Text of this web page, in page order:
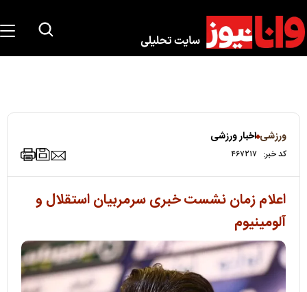
ورزشی اخبار ورزشی
کد خبر: ۴۶۷۲۱۷
اعلام زمان نشست خبری سرمربیان استقلال و
آلومینیوم